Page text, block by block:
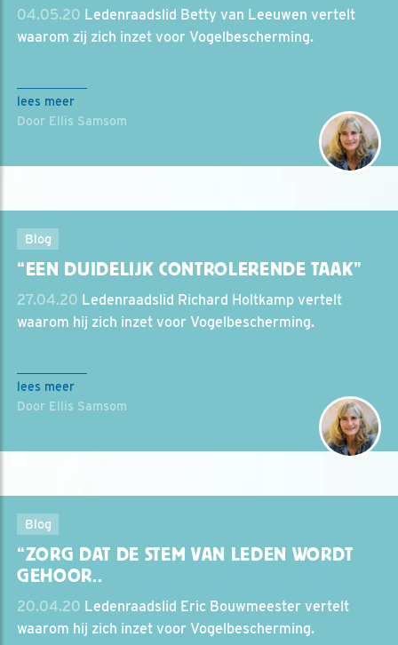
04.05.20 Ledenraadslid Betty van Leeuwen vertelt
waarom zij zich inzet voor Vogelbescherming.
lees meer
Door Ellis Samsom
Blog
“EEN DUIDELIJK CONTROLERENDE TAAK”
27.04.20 Ledenraadslid Richard Holtkamp vertelt
waarom hij zich inzet voor Vogelbescherming.
lees meer
Door Ellis Samsom
Blog
“ZORG DAT DE STEM VAN LEDEN WORDT
GEHOOR..
20.04.20 Ledenraadslid Eric Bouwmeester vertelt
waarom hij zich inzet voor Vogelbescherming.